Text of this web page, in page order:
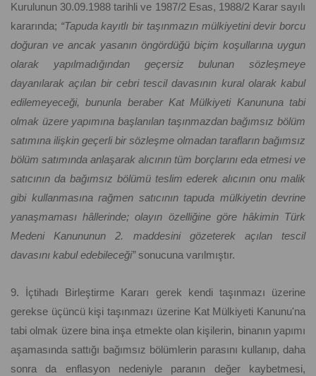
Kurulunun 30.09.1988 tarihli ve 1987/2 Esas, 1988/2 Karar sayılı
kararında; “Tapuda kayıtlı bir taşınmazın mülkiyetini devir borcu
doğuran ve ancak yasanın öngördüğü biçim koşullarına uygun
olarak yapılmadığından geçersiz bulunan sözleşmeye
dayanılarak açılan bir cebri tescil davasının kural olarak kabul
edilemeyeceği, bununla beraber Kat Mülkiyeti Kanununa tabi
olmak üzere yapımına başlanılan taşınmazdan bağımsız bölüm
satımına ilişkin geçerli bir sözleşme olmadan tarafların bağımsız
bölüm satımında anlaşarak alıcının tüm borçlarını eda etmesi ve
satıcının da bağımsız bölümü teslim ederek alıcının onu malik
gibi kullanmasına rağmen satıcının tapuda mülkiyetin devrine
yanaşmaması hâllerinde; olayın özelliğine göre hâkimin Türk
Medeni Kanununun 2. maddesini gözeterek açılan tescil
davasını kabul edebileceği”sonucuna varılmıştır.
9. İçtihadı Birleştirme Kararı gerek kendi taşınmazı üzerine
gerekse üçüncü kişi taşınmazı üzerine Kat Mülkiyeti Kanunu'na
tabi olmak üzere bina inşa etmekte olan kişilerin, binanın yapımı
aşamasında sattığı bağımsız bölümlerin parasını kullanıp, daha
sonra da enflasyon nedeniyle paranın değer kaybetmesi,